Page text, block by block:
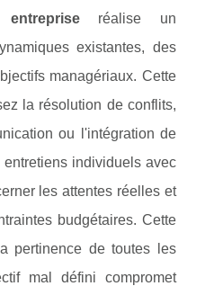
réalise un
existantes, des
managériaux. Cette
la résolution de conflits,
ou l'intégration de
individuels avec
les attentes réelles et
budgétaires. Cette
pertinence de toutes les
mal défini compromet